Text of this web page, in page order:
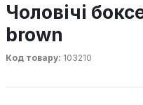
Чоловічі
brown
Код товару: 103210